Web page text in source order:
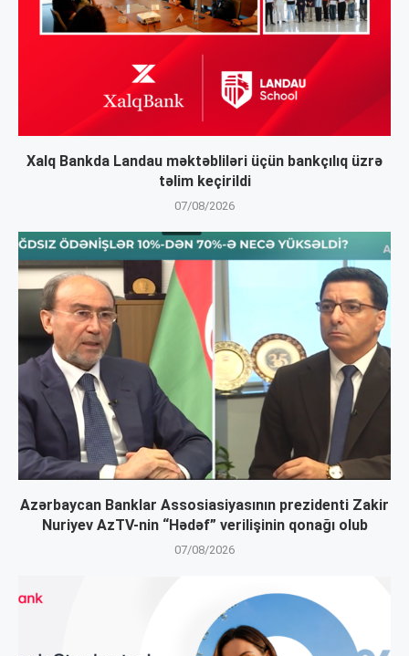
Xalq Bankda Landau məktəbliləri üçün bankçılıq üzrə
təlim keçirildi
07/08/2026
Azərbaycan Banklar Assosiasiyasının prezidenti Zakir
Nuriyev AzTV-nin “Hədəf” verilişinin qonağı olub
07/08/2026